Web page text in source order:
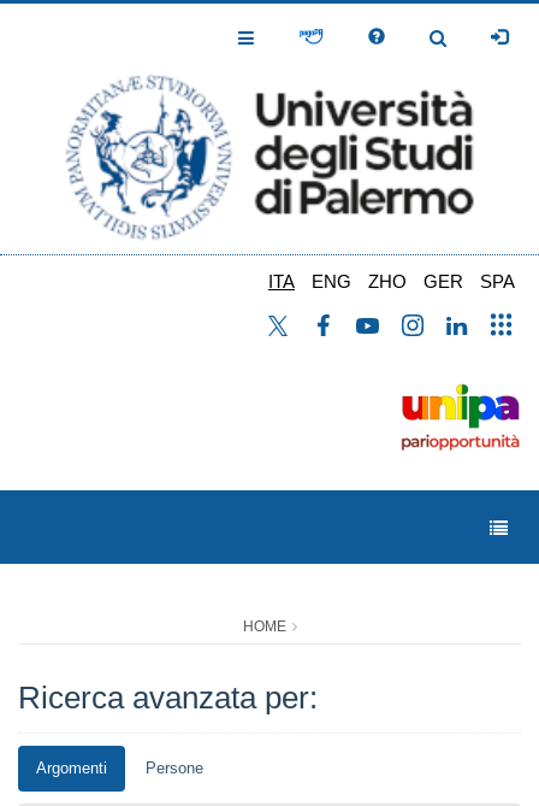
Toggle
Toggle
ITA ENG ZHO GER SPA
HOME
Ricerca avanzata per:
Argomenti Persone